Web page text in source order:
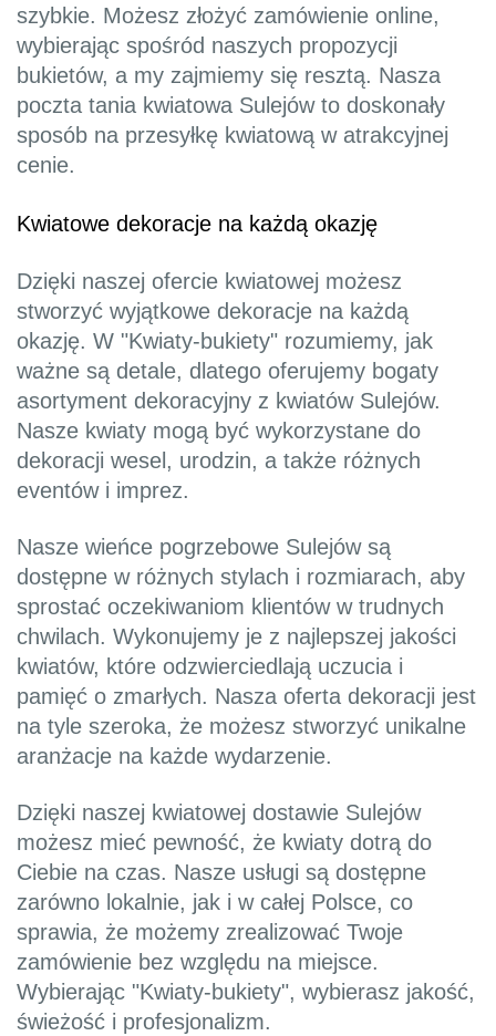
szybkie. Możesz złożyć zamówienie online,
wybierając spośród naszych propozycji
bukietów, a my zajmiemy się resztą. Nasza
poczta tania kwiatowa Sulejów to doskonały
sposób na przesyłkę kwiatową w atrakcyjnej
cenie.
Kwiatowe dekoracje na każdą okazję
Dzięki naszej ofercie kwiatowej możesz
stworzyć wyjątkowe dekoracje na każdą
okazję. W "Kwiaty-bukiety" rozumiemy, jak
ważne są detale, dlatego oferujemy bogaty
asortyment dekoracyjny z kwiatów Sulejów.
Nasze kwiaty mogą być wykorzystane do
dekoracji wesel, urodzin, a także różnych
eventów i imprez.
Nasze wieńce pogrzebowe Sulejów są
dostępne w różnych stylach i rozmiarach, aby
sprostać oczekiwaniom klientów w trudnych
chwilach. Wykonujemy je z najlepszej jakości
kwiatów, które odzwierciedlają uczucia i
pamięć o zmarłych. Nasza oferta dekoracji jest
na tyle szeroka, że możesz stworzyć unikalne
aranżacje na każde wydarzenie.
Dzięki naszej kwiatowej dostawie Sulejów
możesz mieć pewność, że kwiaty dotrą do
Ciebie na czas. Nasze usługi są dostępne
zarówno lokalnie, jak i w całej Polsce, co
sprawia, że możemy zrealizować Twoje
zamówienie bez względu na miejsce.
Wybierając "Kwiaty-bukiety", wybierasz jakość,
świeżość i profesjonalizm.